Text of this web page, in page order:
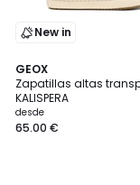
New in
GEOX
Zapatillas altas
KALISPERA
desde
65.00 €